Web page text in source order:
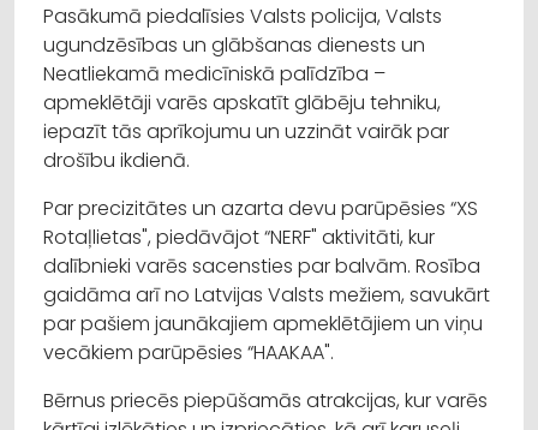
Pasākumā piedalīsies Valsts policija, Valsts
ugundzēsības un glābšanas dienests un
Neatliekamā medicīniskā palīdzība –
apmeklētāji varēs apskatīt glābēju tehniku,
iepazīt tās aprīkojumu un uzzināt vairāk par
drošību ikdienā.
Par precizitātes un azarta devu parūpēsies “XS
Rotaļlietas", piedāvājot “NERF" aktivitāti, kur
dalībnieki varēs sacensties par balvām. Rosība
gaidāma arī no Latvijas Valsts mežiem, savukārt
par pašiem jaunākajiem apmeklētājiem un viņu
vecākiem parūpēsies “HAAKAA".
Bērnus priecēs piepūšamās atrakcijas, kur varēs